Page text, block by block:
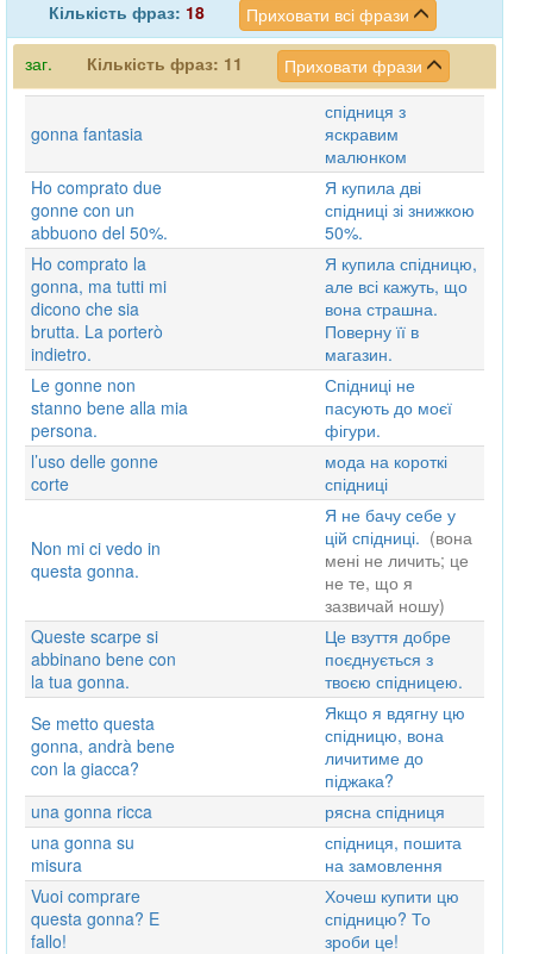
Кількість фраз: 18 Приховати всі фрази
заг. Кількість фраз: 11 Приховати фрази
gonna fantasia
спідниця з
яскравим
малюнком
Ho comprato due
gonne con un
abbuono del 50%.
Я купила дві
спідниці зі знижкою
50%.
Ho comprato la
gonna, ma tutti mi
dicono che sia
brutta. La porterò
indietro.
Я купила спідницю,
але всі кажуть, що
вона страшна.
Поверну її в
магазин.
Le gonne non
stanno bene alla mia
persona.
Спідниці не
пасують до моєї
фігури.
l’uso delle gonne
corte
мода на короткі
спідниці
Non mi ci vedo in
questa gonna.
Я не бачу себе у
цій спідниці. (вона
мені не личить; це
не те, що я
зазвичай ношу)
Queste scarpe si
abbinano bene con
la tua gonna.
Це взуття добре
поєднується з
твоєю спідницею.
Se metto questa
gonna, andrà bene
con la giacca?
Якщо я вдягну цю
спідницю, вона
личитиме до
піджака?
una gonna ricca
рясна спідниця
una gonna su
misura
спідниця, пошита
на замовлення
Vuoi comprare
questa gonna? E
fallo!
Хочеш купити цю
спідницю? То
зроби це!